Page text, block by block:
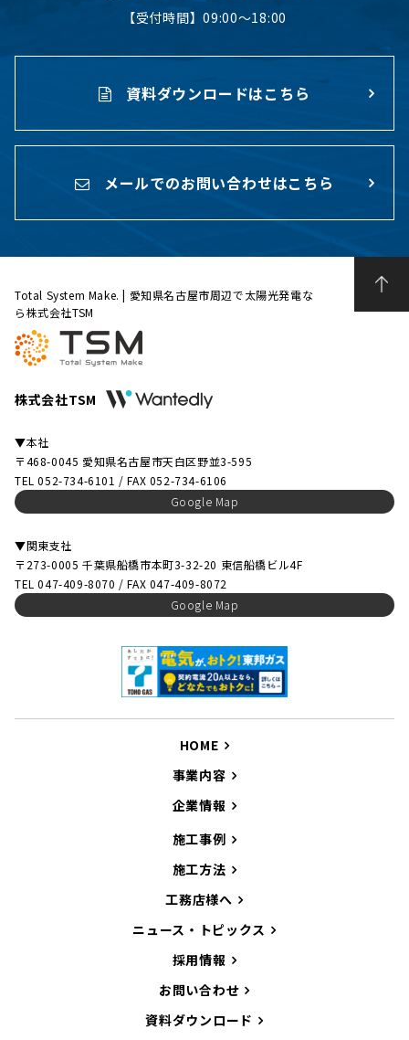
【受付時間】09:00〜18:00
資料ダウンロードはこちら
メールでのお問い合わせはこちら
Total System Make. | 愛知県名古屋市周辺で太陽光発電な
ら株式会社TSM
株式会社TSM
▼本社
〒468-0045 愛知県名古屋市天白区野並3-595
TEL 052-734-6101 / FAX 052-734-6106
Google Map
▼関東支社
〒273-0005 千葉県船橋市本町3-32-20 東信船橋ビル4F
TEL 047-409-8070 / FAX 047-409-8072
Google Map
HOME
事業内容
企業情報
施工事例
施工方法
工務店様へ
ニュース・トピックス
採用情報
お問い合わせ
資料ダウンロード